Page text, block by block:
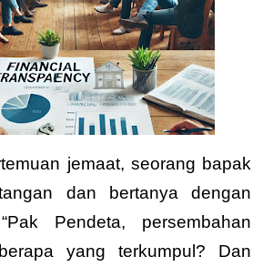
jemaat, seorang bapak
dan bertanya dengan
Pendeta, persembahan
yang terkumpul? Dan